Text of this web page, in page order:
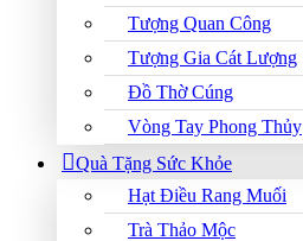
Tượng Quan Công
Tượng Gia Cát Lượng
Đồ Thờ Cúng
Vòng Tay Phong Thủy
Quà Tặng Sức Khỏe
Hạt Điều Rang Muối
Trà Thảo Mộc